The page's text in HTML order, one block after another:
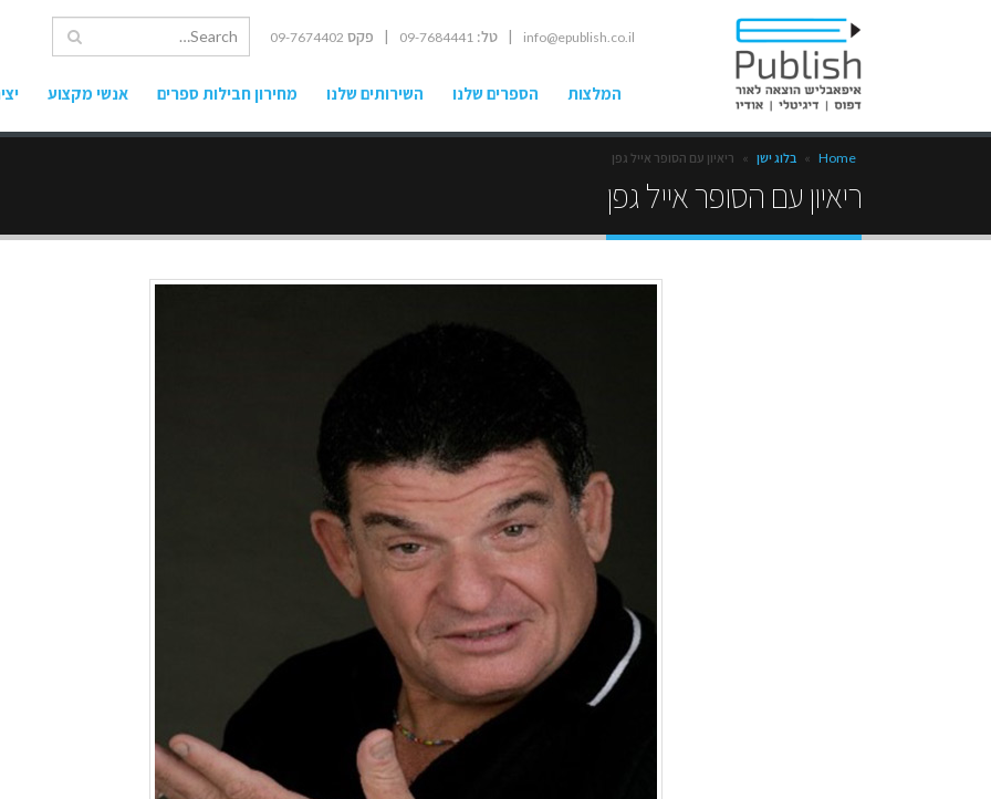
info@epublish.co.il | טל: 09-7684441 | פקס 09-7674402
המלצות הספרים שלנו השירותים שלנו מחירון חבילות ספרים אנשי מקצוע
Home
» בלוג ישן » ריאיון עם הסופר אייל גפן
ריאיון עם הסופר אייל גפן